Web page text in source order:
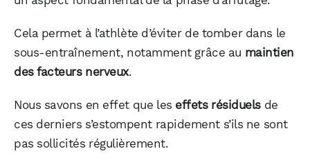
Cela permet à l’athlète d’éviter de tomber dans le
sous-entraînement, notamment grâce au maintien
des facteurs nerveux.
Nous savons en effet que les effets résiduelsde
ces derniers s’estompent rapidement s’ils ne sont
pas sollicités régulièrement.